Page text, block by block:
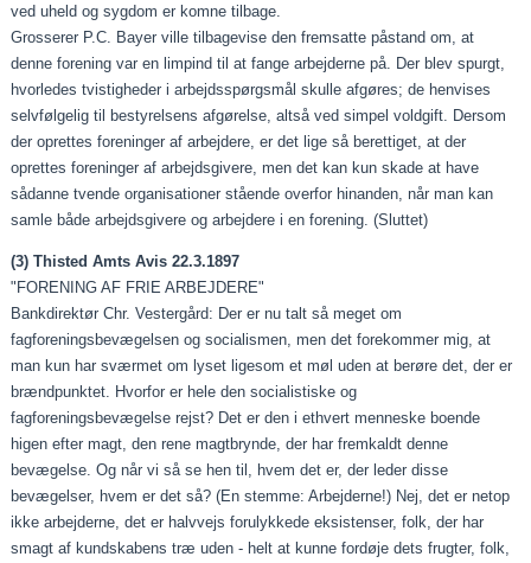
ved uheld og sygdom er komne tilbage.
Grosserer P.C. Bayer ville tilbagevise den fremsatte på­stand om, at
denne forening var en limpind til at fange ar­bejderne på. Der blev spurgt,
hvorledes tvistigheder i ar­bejdsspørgsmål skulle afgøres; de henvises
selvfølgelig til be­styrelsens afgørelse, altså ved simpel voldgift. Dersom
der oprettes foreninger af arbejdere, er det lige så berettiget, at der
oprettes foreninger af arbejdsgivere, men det kan kun skade at have
sådanne tvende organisationer stående overfor hinanden, når man kan
samle både arbejdsgivere og arbejdere i en forening. (Sluttet)
(3) Thisted Amts Avis 22.3.1897
"FORENING AF FRIE ARBEJDERE"
Bankdirektør Chr. Vestergård: Der er nu talt så meget om
fagforeningsbevægelsen og socialismen, men det forekommer mig, at
man kun har sværmet om lyset ligesom et møl uden at berøre det, der er
brændpunktet. Hvorfor er hele den socialistiske og
fagforeningsbevægelse rejst? Det er den i et­hvert menneske boende
higen efter magt, den rene magtbryn­de, der har fremkaldt denne
bevægelse. Og når vi så se hen til, hvem det er, der leder disse
bevægelser, hvem er det så? (En stemme: Arbejderne!) Nej, det er netop
ikke arbej­derne, det er halvvejs forulykkede eksistenser, folk, der har
smagt af kundskabens træ uden ‑ helt at kunne fordøje dets frugter, folk,